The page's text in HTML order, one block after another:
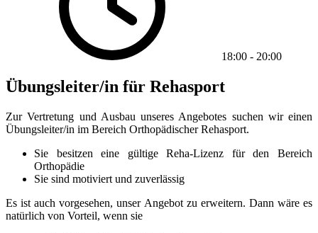
18:00 - 20:00
Übungsleiter/in für Rehasport
Zur Vertretung und Ausbau unseres Angebotes suchen wir einen
Übungsleiter/in im Bereich Orthopädischer Rehasport.
Sie besitzen eine gültige Reha-Lizenz für den Bereich
Orthopädie
Sie sind motiviert und zuverlässig
Es ist auch vorgesehen, unser Angebot zu erweitern. Dann wäre es
natürlich von Vorteil, wenn sie